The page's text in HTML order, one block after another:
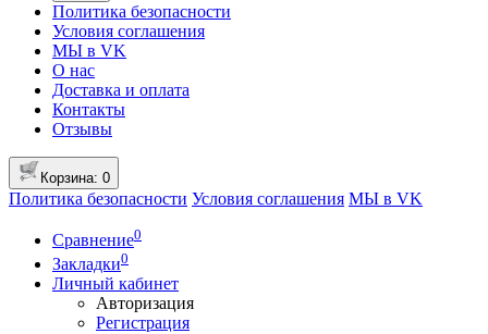
Политика безопасности
Условия соглашения
МЫ в VK
О нас
Доставка и оплата
Контакты
Отзывы
Корзина: 0
Политика безопасности Условия соглашения МЫ в VK
Сравнение0
Закладки0
Личный кабинет
Авторизация
Регистрация